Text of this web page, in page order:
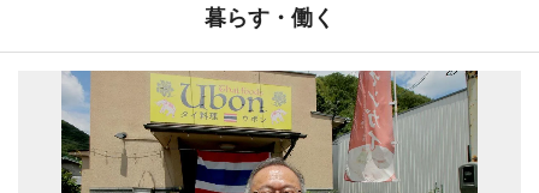
暮らす・働く